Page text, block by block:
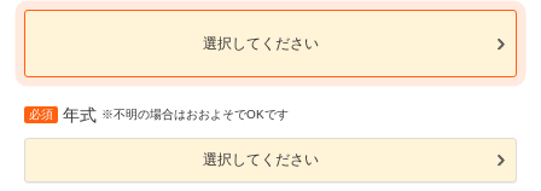
選択してください
必須 年式 ※不明の場合はおおよそでOKです
選択してください